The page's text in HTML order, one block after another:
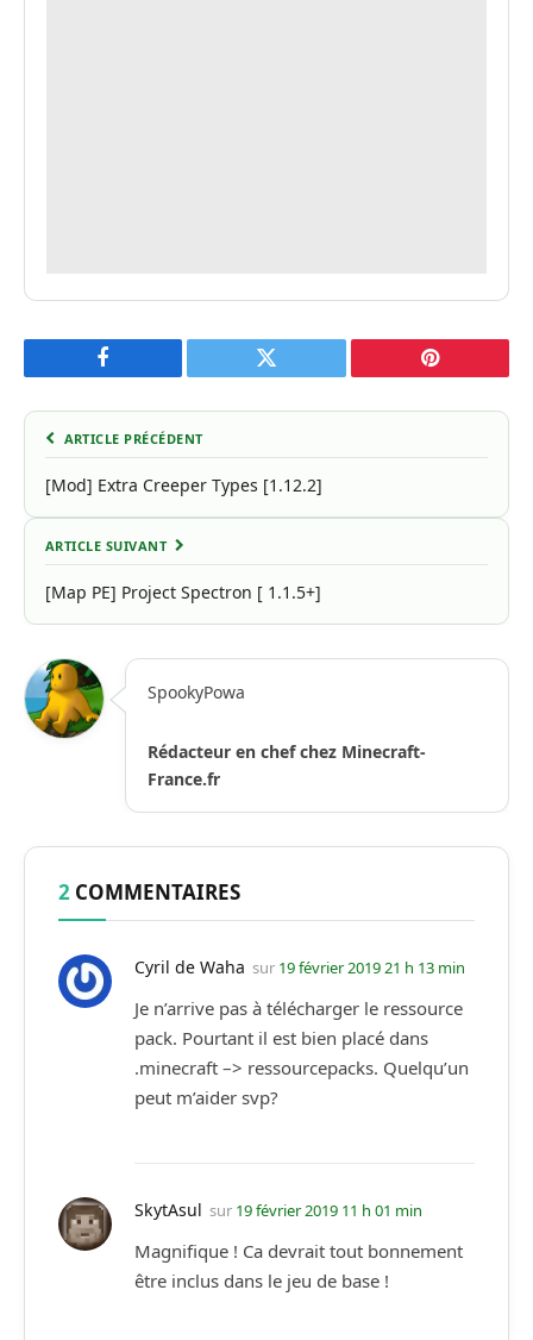
Facebook Twitter Pinterest
ARTICLE PRÉCÉDENT
[Mod] Extra Creeper Types [1.12.2]
ARTICLE SUIVANT
[Map PE] Project Spectron [ 1.1.5+]
SpookyPowa
Rédacteur en chef chez Minecraft-
France.fr
2 COMMENTAIRES
Cyril de Waha sur 19 février 2019 21 h 13 min
Je n’arrive pas à télécharger le ressource
pack. Pourtant il est bien placé dans
.minecraft –> ressourcepacks. Quelqu’un
peut m’aider svp?
SkytAsul sur 19 février 2019 11 h 01 min
Magnifique ! Ca devrait tout bonnement
être inclus dans le jeu de base !